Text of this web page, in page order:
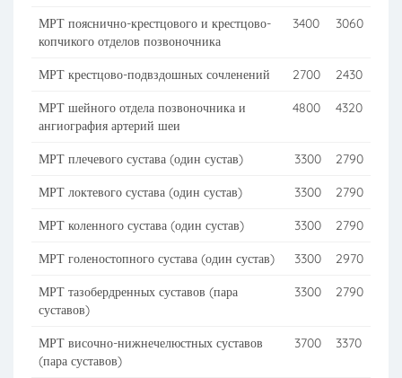
МРТ пояснично-крестцового и крестцово-
копчикого отделов позвоночника
3400 3060
МРТ крестцово-подвздошных сочленений 2700 2430
МРТ шейного отдела позвоночника и
ангиография артерий шеи
4800 4320
МРТ плечевого сустава (один сустав) 3300 2790
МРТ локтевого сустава (один сустав) 3300 2790
МРТ коленного сустава (один сустав) 3300 2790
МРТ голеностопного сустава (один сустав) 3300 2970
МРТ тазобердренных суставов (пара
суставов)
3300 2790
МРТ височно-нижнечелюстных суставов
(пара суставов)
3700 3370